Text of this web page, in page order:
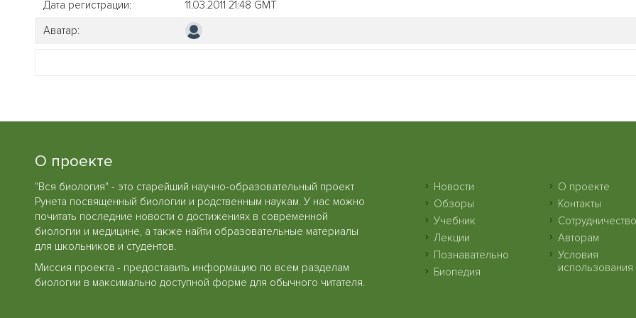
Дата регистрации:
11.03.2011 21:48 GMT
Аватар:
О проекте
"Вся биология" - это старейший научно-образовательный проект
Рунета посвященный биологии и родственным наукам. У нас можно
почитать последние новости о достижениях в современной
биологии и медицине, а также найти образовательные материалы
для школьников и студентов.
Миссия проекта - предоставить информацию по всем разделам
биологии в максимально доступной форме для обычного читателя.
Новости
Обзоры
Учебник
Лекции
Познавательно
Биопедия
О проекте
Контакты
Сотрудничество
Авторам
Условия
использования